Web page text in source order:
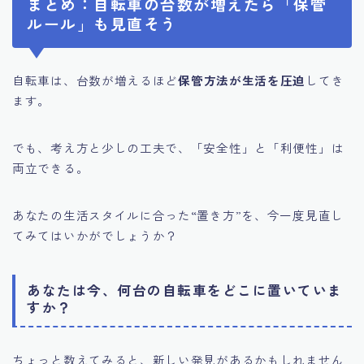
ルール」も見直そう
自転車は、台数が増えるほど保管方法が生活を圧迫 してき
ます。
でも、考え方と少しの工夫で、「安全性」と「利便性」は
両立できる。
あなたの生活スタイルに合った“置き方”を、今一度見直し
てみてはいかがでしょうか？
あなたは今、何台の自転車をどこに置いていま
すか？
ちょっと数えてみると、新しい発見があるかもしれません